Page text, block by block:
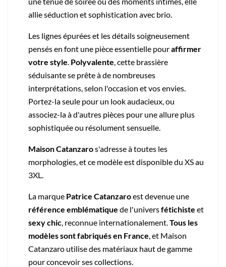
allie séduction et sophistication avec brio.
Les lignes épurées et les détails soigneusement
pensés en font une pièce essentielle pouraffirmer
votre style Polyvalente , cette brassière
séduisante se prête à de nombreuses
interprétations, selon l'occasion et vos envies.
Portez-la seule pour un look audacieux, ou
associez-la à d'autres pièces pour une allure plus
sophistiquée ou résolument sensuelle.
Maison Catanzaros'adresse à toutes les
morphologies, et ce modèle est disponible du XS au
3XL.
La marque Patrice Catanzaroest devenue une
référence emblématique de l'universfétichiste et
sexy chic , reconnue internationalement. Tous les
modèles sont fabriqués en France , et Maison
Catanzaro utilise des matériaux haut de gamme
pour concevoir ses collections.